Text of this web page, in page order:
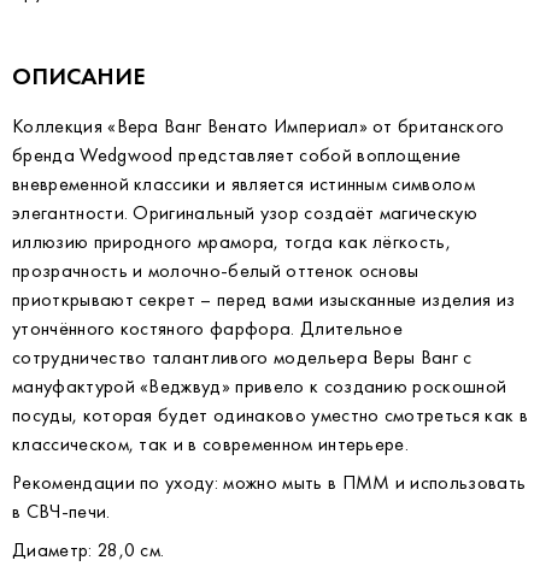
ОПИСАНИЕ
Коллекция «Вера Ванг Венато Империал» от британского
бренда Wedgwood представляет собой воплощение
вневременной классики и является истинным символом
элегантности. Оригинальный узор создаёт магическую
иллюзию природного мрамора, тогда как лёгкость,
прозрачность и молочно-белый оттенок основы
приоткрывают секрет – перед вами изысканные изделия из
утончённого костяного фарфора. Длительное
сотрудничество талантливого модельера Веры Ванг с
мануфактурой «Веджвуд» привело к созданию роскошной
посуды, которая будет одинаково уместно смотреться как в
классическом, так и в современном интерьере.
Рекомендации по уходу: можно мыть в ПММ и использовать
в СВЧ-печи.
Диаметр: 28,0 см.